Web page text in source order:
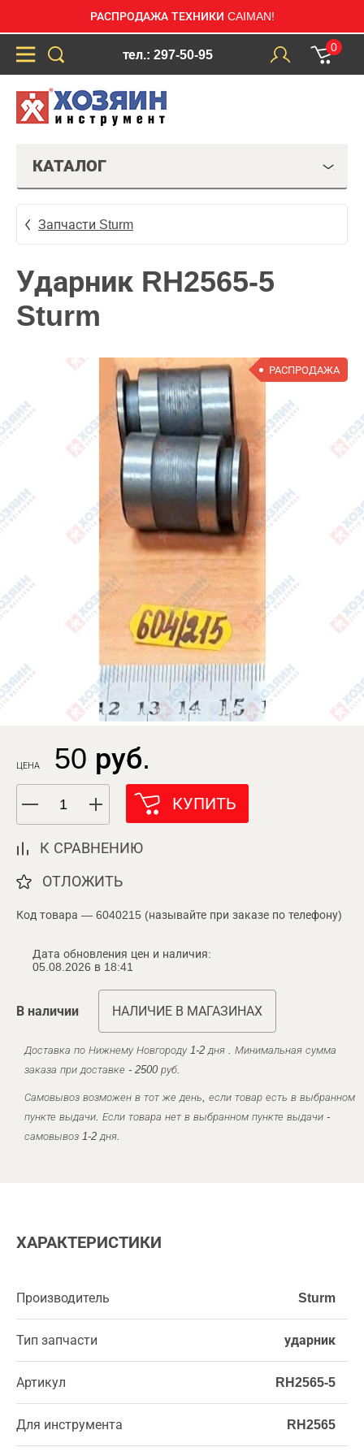
РАСПРОДАЖА ТЕХНИКИ CAIMAN!
тел.: 297-50-95
0
КАТАЛОГ
Запчасти Sturm
Ударник RH2565-5
Sturm
РАСПРОДАЖА
ЦЕНА 50 руб.
КУПИТЬ
К СРАВНЕНИЮ
ОТЛОЖИТЬ
Код товара — 6040215 (называйте при заказе по телефону)
Дата обновления цен и наличия:
05.08.2026 в 18:41
В наличии НАЛИЧИЕ В МАГАЗИНАХ
Доставка по Нижнему Новгороду 1-2 дня . Минимальная сумма
заказа при доставке - 2500 руб.
Самовывоз возможен в тот же день, если товар есть в выбранном
пункте выдачи. Если товара нет в выбранном пункте выдачи -
самовывоз 1-2 дня.
ХАРАКТЕРИСТИКИ
Производитель Sturm
Тип запчасти ударник
Артикул RH2565-5
Для инструмента RH2565